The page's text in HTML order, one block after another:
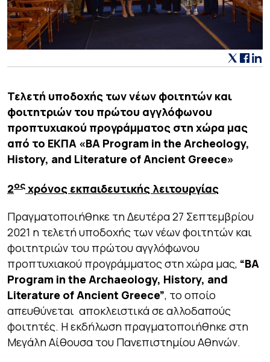
Τελετή υποδοχής των νέων φοιτητών και
φοιτητριών του πρώτου αγγλόφωνου
προπτυχιακού προγράμματος στη χώρα μας
από το ΕΚΠΑ «BA Program in the Archeology,
History, and Literature of Ancient Greece»
2οςχρόνος εκπαιδευτικής λειτουργίας
Πραγματοποιήθηκε τη Δευτέρα 27 Σεπτεμβρίου
2021 η τελετή υποδοχής των νέων φοιτητών και
φοιτητριών του πρώτου αγγλόφωνου
προπτυχιακού προγράμματος στη χώρα μας, “BA
Program in the Archaeology, History, and
Literature of Ancient Greece”, το οποίο
απευθύνεται αποκλειστικά σε αλλοδαπούς
φοιτητές. Η εκδήλωση πραγματοποιήθηκε στη
Μεγάλη Αίθουσα του Πανεπιστημίου Αθηνών.